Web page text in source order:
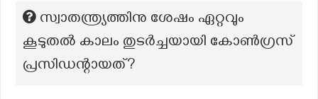
സ്വാതന്ത്ര്യത്തിനു ശേഷം ഏറ്റവും
കൂടുതൽ കാലം തുടർച്ചയായി കോൺഗ്രസ്
പ്രസിഡന്റായത്?